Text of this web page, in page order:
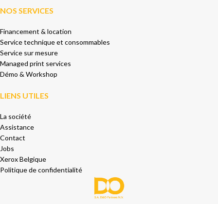
NOS SERVICES
Financement & location
Service technique et consommables
Service sur mesure
Managed print services
Démo & Workshop
LIENS UTILES
La société
Assistance
Contact
Jobs
Xerox Belgique
Politique de confidentialité